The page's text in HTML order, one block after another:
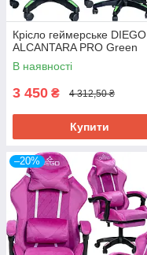
Крісло геймерське DIEGO
ALCANTARA PRO Green
В наявності
3 450 ₴ 4 312,50 ₴
Купити
–20%